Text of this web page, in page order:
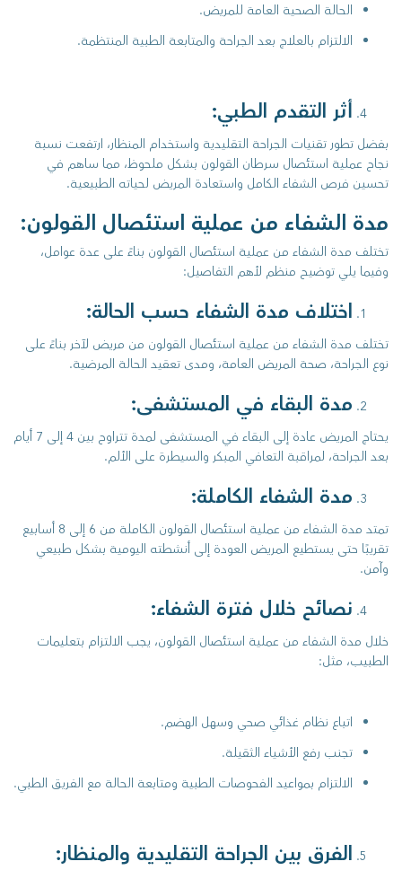
الحالة الصحية العامة للمريض.
الالتزام بالعلاج بعد الجراحة والمتابعة الطبية المنتظمة.
أثر التقدم الطبي:
بفضل تطور تقنيات الجراحة التقليدية واستخدام المنظار، ارتفعت نسبة
نجاح عملية استئصال سرطان القولون بشكل ملحوظ، مما ساهم في
تحسين فرص الشفاء الكامل واستعادة المريض لحياته الطبيعية.
مدة الشفاء من عملية استئصال القولون:
تختلف مدة الشفاء من عملية استئصال القولون بناءً على عدة عوامل،
وفيما يلي توضيح منظم لأهم التفاصيل:
اختلاف مدة الشفاء حسب الحالة:
تختلف مدة الشفاء من عملية استئصال القولون من مريض لآخر بناءً على
نوع الجراحة، صحة المريض العامة، ومدى تعقيد الحالة المرضية.
مدة البقاء في المستشفى:
يحتاج المريض عادة إلى البقاء في المستشفى لمدة تتراوح بين 4 إلى 7 أيام
بعد الجراحة، لمراقبة التعافي المبكر والسيطرة على الألم.
مدة الشفاء الكاملة:
تمتد مدة الشفاء من عملية استئصال القولون الكاملة من 6 إلى 8 أسابيع
تقريبًا حتى يستطيع المريض العودة إلى أنشطته اليومية بشكل طبيعي
وآمن.
نصائح خلال فترة الشفاء:
خلال مدة الشفاء من عملية استئصال القولون، يجب الالتزام بتعليمات
الطبيب، مثل:
اتباع نظام غذائي صحي وسهل الهضم.
تجنب رفع الأشياء الثقيلة.
الالتزام بمواعيد الفحوصات الطبية ومتابعة الحالة مع الفريق الطبي.
الفرق بين الجراحة التقليدية والمنظار: